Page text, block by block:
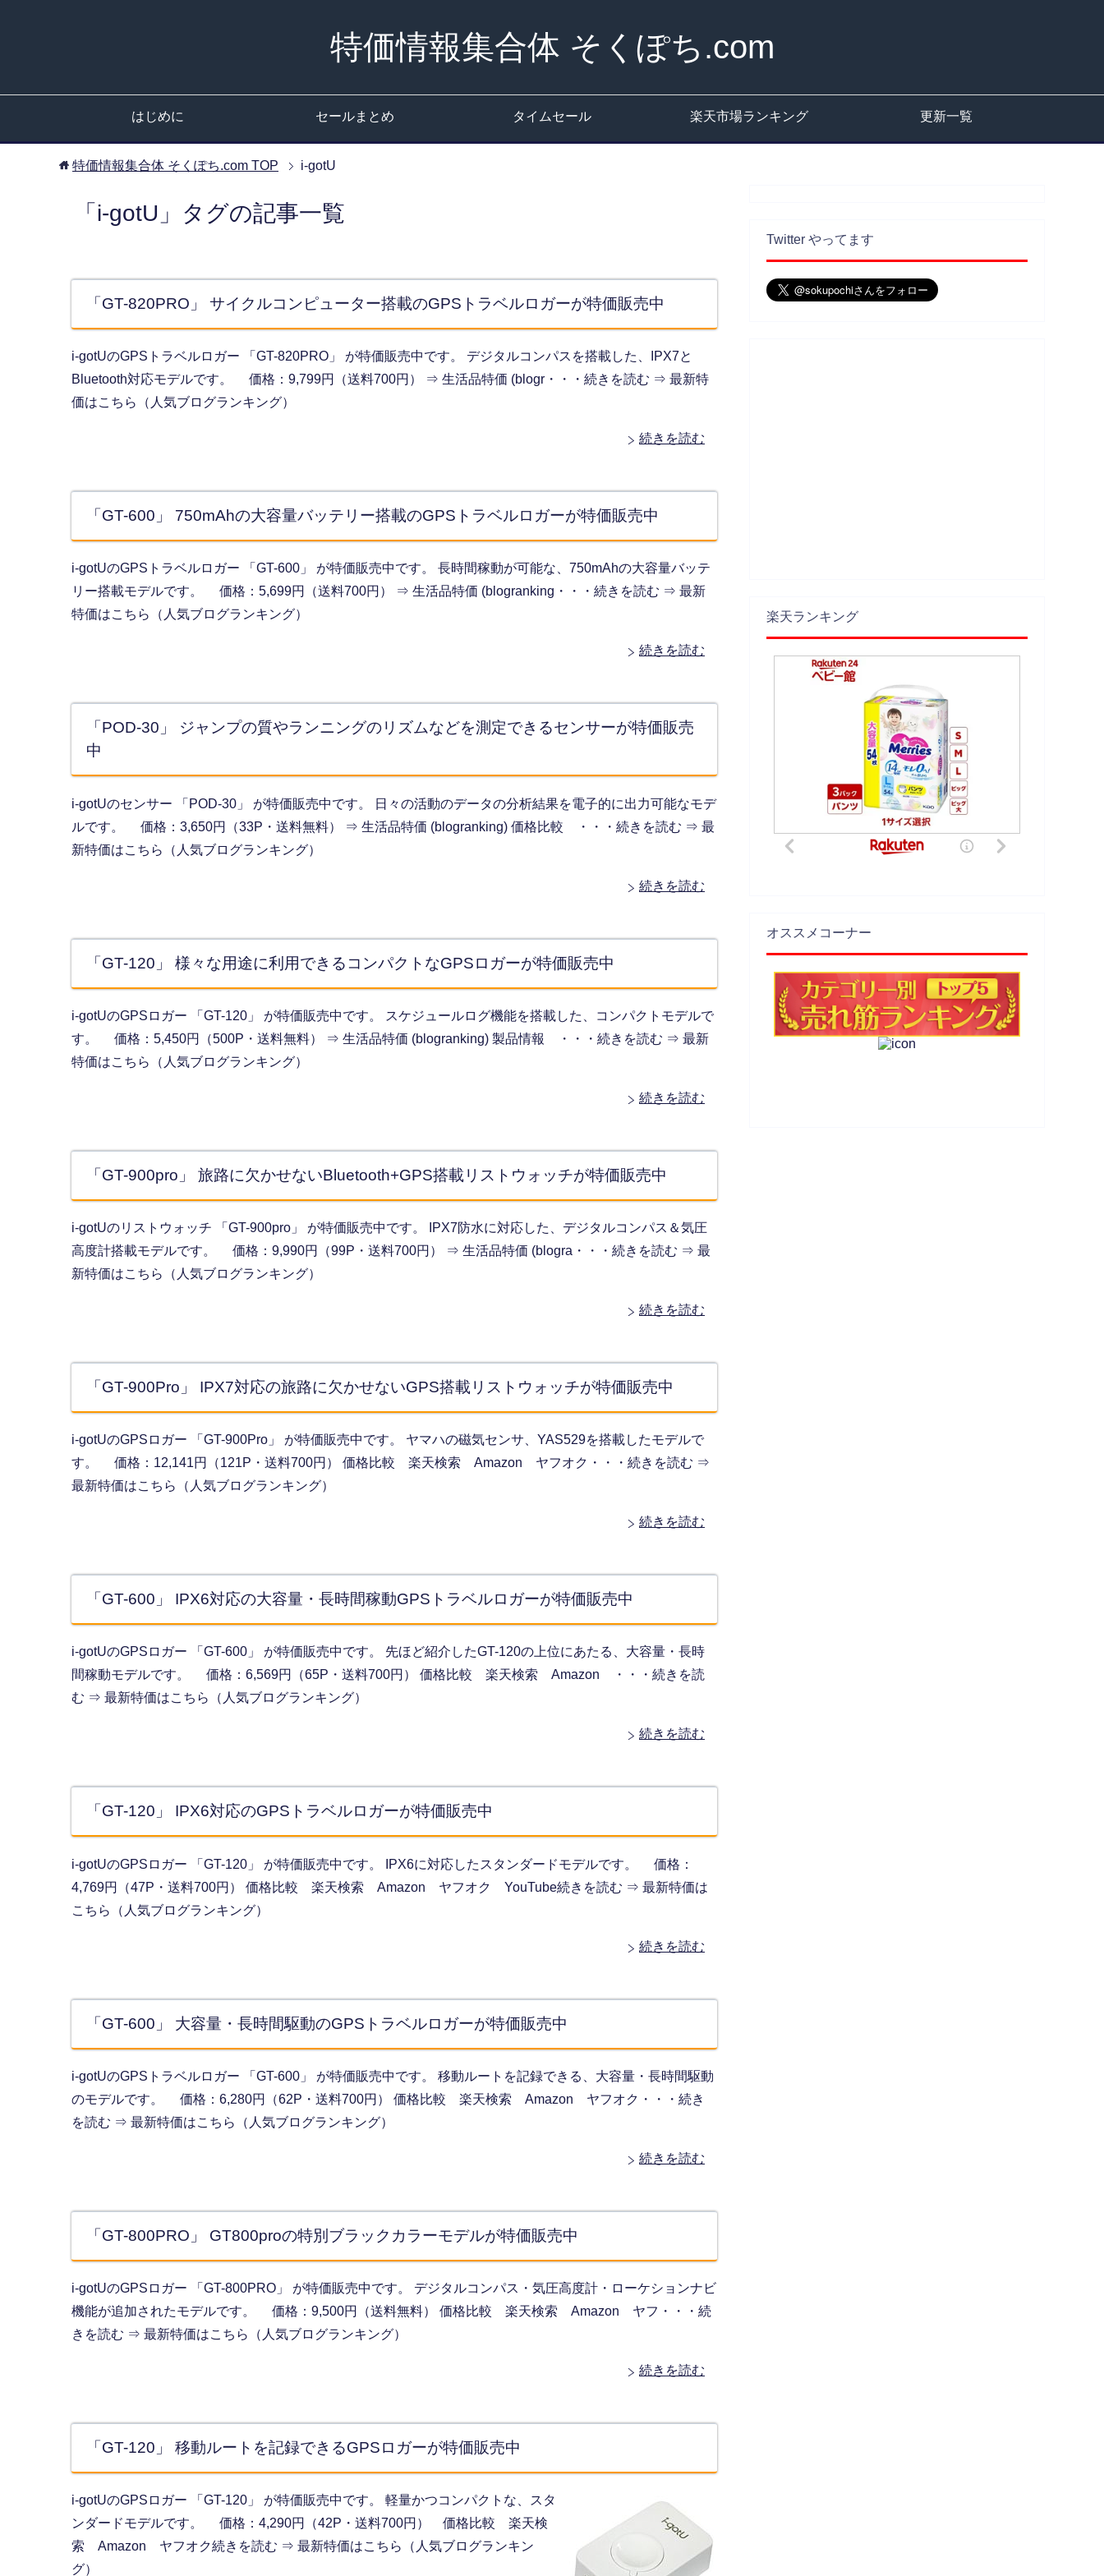
特価情報集合体 そくぽち.com
はじめに セールまとめ タイムセール 楽天市場ランキング 更新一覧
特価情報集合体 そくぽち.com TOP i-gotU
「i-gotU」タグの記事一覧
「GT-820PRO」 サイクルコンピューター搭載のGPSトラベルロガーが特価販売中
i-gotUのGPSトラベルロガー 「GT-820PRO」 が特価販売中です。 デジタルコンパスを搭載した、IPX7と
Bluetooth対応モデルです。 価格：9,799円（送料700円） ⇒ 生活品特価 (blogr・・・続きを読む ⇒ 最新特
価はこちら（人気ブログランキング）
続きを読む
「GT-600」 750mAhの大容量バッテリー搭載のGPSトラベルロガーが特価販売中
i-gotUのGPSトラベルロガー 「GT-600」 が特価販売中です。 長時間稼動が可能な、750mAhの大容量バッテ
リー搭載モデルです。 価格：5,699円（送料700円） ⇒ 生活品特価 (blogranking・・・続きを読む ⇒ 最新
特価はこちら（人気ブログランキング）
続きを読む
「POD-30」 ジャンプの質やランニングのリズムなどを測定できるセンサーが特価販売
中
i-gotUのセンサー 「POD-30」 が特価販売中です。 日々の活動のデータの分析結果を電子的に出力可能なモデ
ルです。 価格：3,650円（33P・送料無料） ⇒ 生活品特価 (blogranking) 価格比較 ・・・続きを読む ⇒ 最
新特価はこちら（人気ブログランキング）
続きを読む
「GT-120」 様々な用途に利用できるコンパクトなGPSロガーが特価販売中
i-gotUのGPSロガー 「GT-120」 が特価販売中です。 スケジュールログ機能を搭載した、コンパクトモデルで
す。 価格：5,450円（500P・送料無料） ⇒ 生活品特価 (blogranking) 製品情報 ・・・続きを読む ⇒ 最新
特価はこちら（人気ブログランキング）
続きを読む
「GT-900pro」 旅路に欠かせないBluetooth+GPS搭載リストウォッチが特価販売中
i-gotUのリストウォッチ 「GT-900pro」 が特価販売中です。 IPX7防水に対応した、デジタルコンパス＆気圧
高度計搭載モデルです。 価格：9,990円（99P・送料700円） ⇒ 生活品特価 (blogra・・・続きを読む ⇒ 最
新特価はこちら（人気ブログランキング）
続きを読む
「GT-900Pro」 IPX7対応の旅路に欠かせないGPS搭載リストウォッチが特価販売中
i-gotUのGPSロガー 「GT-900Pro」 が特価販売中です。 ヤマハの磁気センサ、YAS529を搭載したモデルで
す。 価格：12,141円（121P・送料700円） 価格比較 楽天検索 Amazon ヤフオク・・・続きを読む ⇒
最新特価はこちら（人気ブログランキング）
続きを読む
「GT-600」 IPX6対応の大容量・長時間稼動GPSトラベルロガーが特価販売中
i-gotUのGPSロガー 「GT-600」 が特価販売中です。 先ほど紹介したGT-120の上位にあたる、大容量・長時
間稼動モデルです。 価格：6,569円（65P・送料700円） 価格比較 楽天検索 Amazon ・・・続きを読
む ⇒ 最新特価はこちら（人気ブログランキング）
続きを読む
「GT-120」 IPX6対応のGPSトラベルロガーが特価販売中
i-gotUのGPSロガー 「GT-120」 が特価販売中です。 IPX6に対応したスタンダードモデルです。 価格：
4,769円（47P・送料700円） 価格比較 楽天検索 Amazon ヤフオク YouTube続きを読む ⇒ 最新特価は
こちら（人気ブログランキング）
続きを読む
「GT-600」 大容量・長時間駆動のGPSトラベルロガーが特価販売中
i-gotUのGPSトラベルロガー 「GT-600」 が特価販売中です。 移動ルートを記録できる、大容量・長時間駆動
のモデルです。 価格：6,280円（62P・送料700円） 価格比較 楽天検索 Amazon ヤフオク・・・続き
を読む ⇒ 最新特価はこちら（人気ブログランキング）
続きを読む
「GT-800PRO」 GT800proの特別ブラックカラーモデルが特価販売中
i-gotUのGPSロガー 「GT-800PRO」 が特価販売中です。 デジタルコンパス・気圧高度計・ローケションナビ
機能が追加されたモデルです。 価格：9,500円（送料無料） 価格比較 楽天検索 Amazon ヤフ・・・続
きを読む ⇒ 最新特価はこちら（人気ブログランキング）
続きを読む
「GT-120」 移動ルートを記録できるGPSロガーが特価販売中
i-gotUのGPSロガー 「GT-120」 が特価販売中です。 軽量かつコンパクトな、スタ
ンダードモデルです。 価格：4,290円（42P・送料700円） 価格比較 楽天検
索 Amazon ヤフオク続きを読む ⇒ 最新特価はこちら（人気ブログランキン
グ）
Twitter やってます
楽天ランキング
オススメコーナー